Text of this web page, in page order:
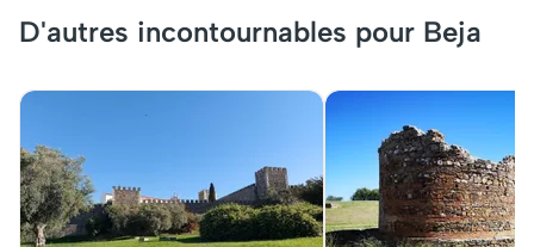
D'autres incontournables pour Beja